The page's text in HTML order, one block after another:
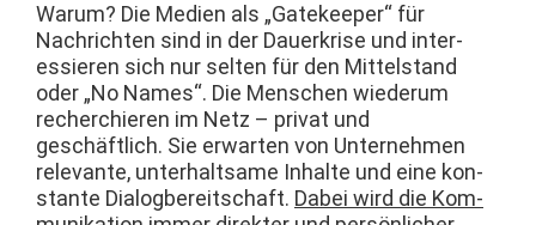
Warum? Die Medi­en als „Gate­keep­er“ für
Nachricht­en sind in der Dauerkrise und inter­
essieren sich nur sel­ten für den Mit­tel­stand
oder „No Names“. Die Men­schen wiederum
recher­chieren im Netz – pri­vat und
geschäftlich. Sie erwarten von Unternehmen
rel­e­vante, unter­halt­same Inhalte und eine kon­
stante Dialog­bere­itschaft. Dabei wird die Kom­